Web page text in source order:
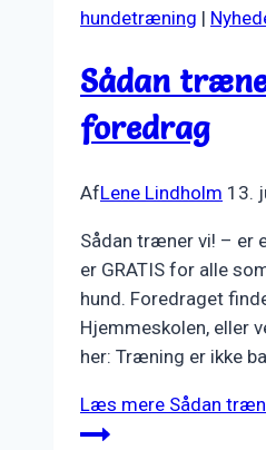
hundetræning |
Sådan
foredrag
AfLene Lindholm 13.
Sådan træner vi! – er
er GRATIS for alle
hund. Foredraget
Hjemmeskolen, eller
her: Træning er ikke
Læs mere Sådan